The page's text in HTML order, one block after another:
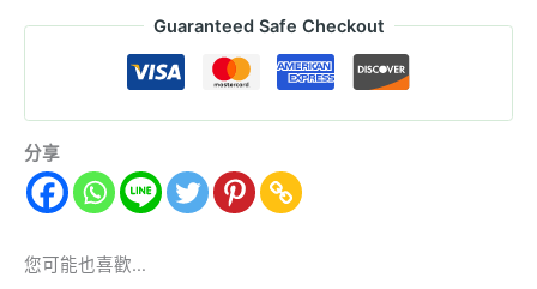
Guaranteed Safe Checkout
分享
您可能也喜歡…